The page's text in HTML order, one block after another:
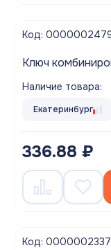
Код:
Ключ
Наличие товара:
Екатеринбург
336.88 ₽
Код: